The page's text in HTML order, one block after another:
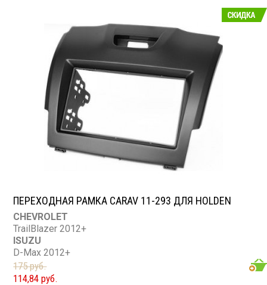
ПЕРЕХОДНАЯ РАМКА CARAV 11-293 ДЛЯ HOLDEN
CHEVROLET
TrailBlazer 2012+
ISUZU
D-Max 2012+
HOLDEN
Colorado 2012+
175 руб.
114,84 руб.